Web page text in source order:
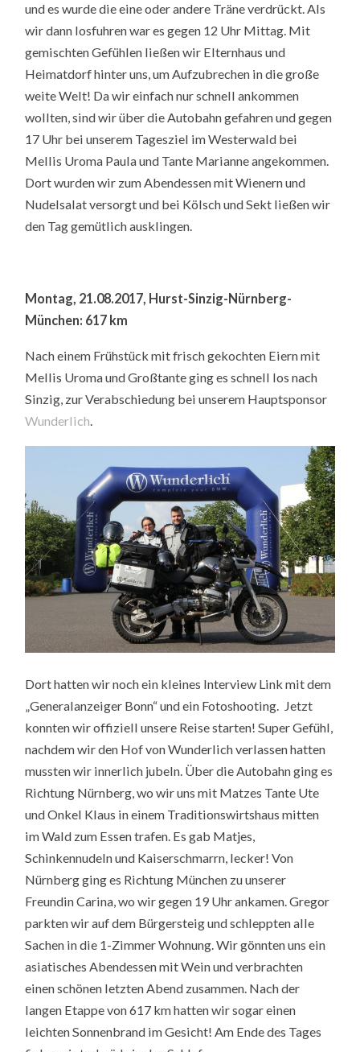
und es wurde die eine oder andere Träne verdrückt. Als
wir dann losfuhren war es gegen 12 Uhr Mittag. Mit
gemischten Gefühlen ließen wir Elternhaus und
Heimatdorf hinter uns, um Aufzubrechen in die große
weite Welt! Da wir einfach nur schnell ankommen
wollten, sind wir über die Autobahn gefahren und gegen
17 Uhr bei unserem Tagesziel im Westerwald bei
Mellis Uroma Paula und Tante Marianne angekommen.
Dort wurden wir zum Abendessen mit Wienern und
Nudelsalat versorgt und bei Kölsch und Sekt ließen wir
den Tag gemütlich ausklingen.
Montag, 21.08.2017, Hurst-Sinzig-Nürnberg-
München: 617 km
Nach einem Frühstück mit frisch gekochten Eiern mit
Mellis Uroma und Großtante ging es schnell los nach
Sinzig, zur Verabschiedung bei unserem Hauptsponsor
Wunderlich.
Dort hatten wir noch ein kleines Interview Link mit dem
„Generalanzeiger Bonn“ und ein Fotoshooting. Jetzt
konnten wir offiziell unsere Reise starten! Super Gefühl,
nachdem wir den Hof von Wunderlich verlassen hatten
mussten wir innerlich jubeln. Über die Autobahn ging es
Richtung Nürnberg, wo wir uns mit Matzes Tante Ute
und Onkel Klaus in einem Traditionswirtshaus mitten
im Wald zum Essen trafen. Es gab Matjes,
Schinkennudeln und Kaiserschmarrn, lecker! Von
Nürnberg ging es Richtung München zu unserer
Freundin Carina, wo wir gegen 19 Uhr ankamen. Gregor
parkten wir auf dem Bürgersteig und schleppten alle
Sachen in die 1-Zimmer Wohnung. Wir gönnten uns ein
asiatisches Abendessen mit Wein und verbrachten
einen schönen letzten Abend zusammen. Nach der
langen Etappe von 617 km hatten wir sogar einen
leichten Sonnenbrand im Gesicht! Am Ende des Tages